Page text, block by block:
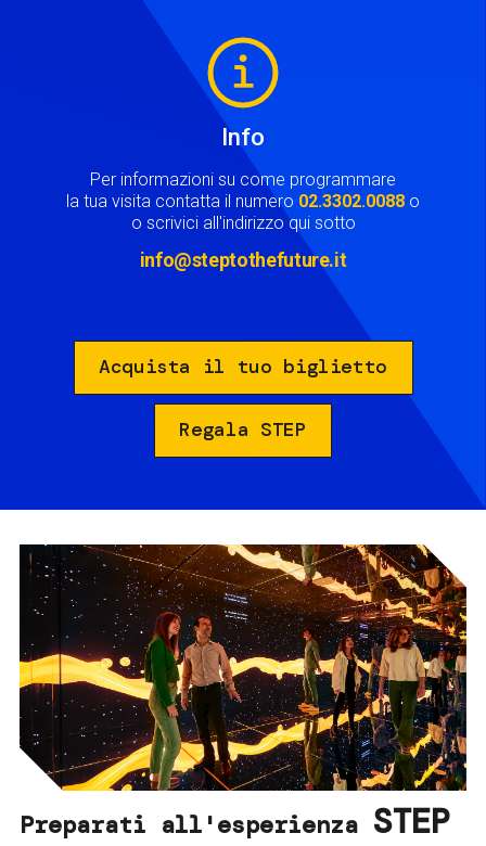
Info
Per informazioni su come programmare
la tua visita contatta il numero 02.3302.0088 o
o scrivici all'indirizzo qui sotto
info@steptothefuture.it
Acquista il tuo biglietto
Regala STEP
Preparati all'esperienza STEP